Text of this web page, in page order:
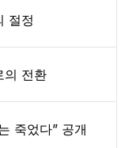
절정
의 전환
죽었다” 공개